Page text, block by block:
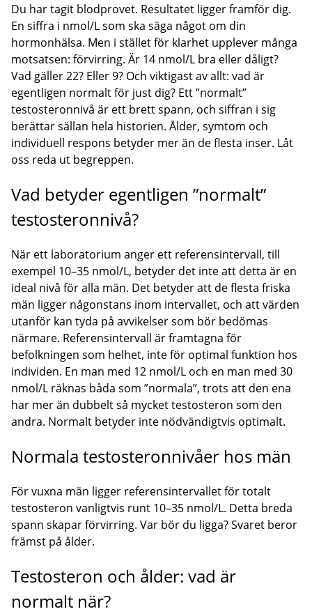
Du har tagit blodprovet. Resultatet ligger framför dig.
En siffra i nmol/L som ska säga något om din
hormonhälsa. Men i stället för klarhet upplever många
motsatsen: förvirring. Är 14 nmol/L bra eller dåligt?
Vad gäller 22? Eller 9? Och viktigast av allt: vad är
egentligen normalt för just dig? Ett ”normalt”
testosteronnivå är ett brett spann, och siffran i sig
berättar sällan hela historien. Ålder, symtom och
individuell respons betyder mer än de flesta inser. Låt
oss reda ut begreppen.
Vad betyder egentligen ”normalt”
testosteronnivå?
När ett laboratorium anger ett referensintervall, till
exempel 10–35 nmol/L, betyder det inte att detta är en
ideal nivå för alla män. Det betyder att de flesta friska
män ligger någonstans inom intervallet, och att värden
utanför kan tyda på avvikelser som bör bedömas
närmare. Referensintervall är framtagna för
befolkningen som helhet, inte för optimal funktion hos
individen. En man med 12 nmol/L och en man med 30
nmol/L räknas båda som ”normala”, trots att den ena
har mer än dubbelt så mycket testosteron som den
andra. Normalt betyder inte nödvändigtvis optimalt.
Normala testosteronnivåer hos män
För vuxna män ligger referensintervallet för totalt
testosteron vanligtvis runt 10–35 nmol/L. Detta breda
spann skapar förvirring. Var bör du ligga? Svaret beror
främst på ålder.
Testosteron och ålder: vad är
normalt när?